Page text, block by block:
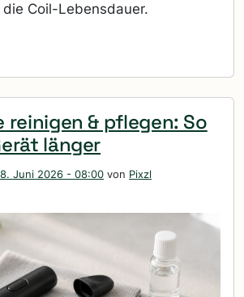
Coil-Lebensdauer.
reinigen & pflegen: So
länger
Juni 2026 - 08:00 von Pixzl